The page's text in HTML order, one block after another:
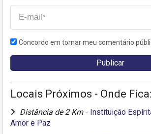
Concordo em tornar meu comentário
Locais Próximos - Onde Fica:
Distância de 2 Km - Instituição
Amor e Paz